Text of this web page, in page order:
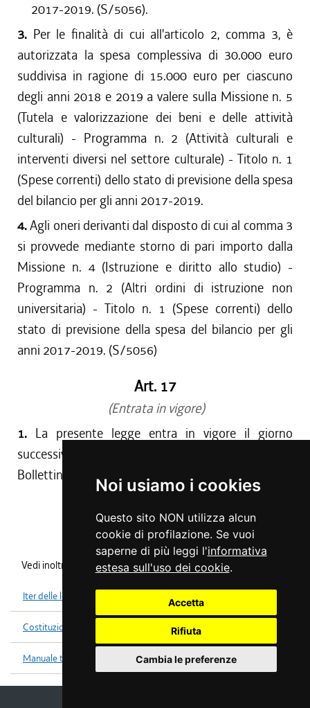
Noi usiamo i cookies
Questo sito NON utilizza alcun
cookie di profilazione. Se vuoi
saperne di più leggi l'informativa
estesa sull'uso dei cookie.
Accetta
Rifiuta
Cambia le preferenze
2017-2019. (S/5056).
3. Per le finalità di cui all'articolo 2, comma 3, è
autorizzata la spesa complessiva di 30.000 euro
suddivisa in ragione di 15.000 euro per ciascuno
degli anni 2018 e 2019 a valere sulla Missione n. 5
(Tutela e valorizzazione dei beni e delle attività
culturali) - Programma n. 2 (Attività culturali e
interventi diversi nel settore culturale) - Titolo n. 1
(Spese correnti) dello stato di previsione della spesa
del bilancio per gli anni 2017-2019.
4.Agli oneri derivanti dal disposto di cui al comma 3
si provvede mediante storno di pari importo dalla
Missione n. 4 (Istruzione e diritto allo studio) -
Programma n. 2 (Altri ordini di istruzione non
universitaria) - Titolo n. 1 (Spese correnti) dello
stato di previsione della spesa del bilancio per gli
anni 2017-2019. (S/5056)
Art. 17
(Entrata in vigore)
1. La presente legge entra in vigore il giorno
successivo a quello della sua pubblicazione nel
Bollettino ufficiale della Regione.
Vedi inoltre
Iter delle leggi
Costituzione
Manuale tecniche legislative